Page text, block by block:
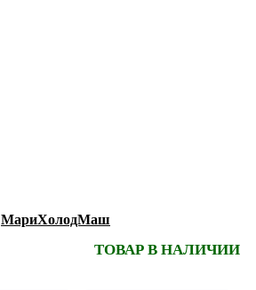
МариХолодМаш
ТОВАР В НАЛИЧИИ